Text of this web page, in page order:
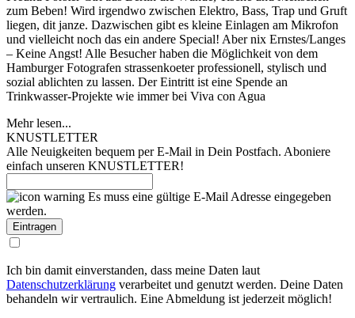
zum Beben! Wird irgendwo zwischen Elektro, Bass, Trap und Gruft
liegen, dit janze. Dazwischen gibt es kleine Einlagen am Mikrofon
und vielleicht noch das ein andere Special! Aber nix Ernstes/Langes
– Keine Angst! Alle Besucher haben die Möglichkeit von dem
Hamburger Fotografen strassenkoeter professionell, stylisch und
sozial ablichten zu lassen. Der Eintritt ist eine Spende an
Trinkwasser-Projekte wie immer bei Viva con Agua
Mehr lesen...
KNUSTLETTER
Alle Neuigkeiten bequem per E-Mail in Dein Postfach. Aboniere
einfach unseren KNUSTLETTER!
Es muss eine gültige E-Mail Adresse eingegeben
werden.
Ich bin damit einverstanden, dass meine Daten laut
Datenschutzerklärung verarbeitet und genutzt werden. Deine Daten
behandeln wir vertraulich. Eine Abmeldung ist jederzeit möglich!